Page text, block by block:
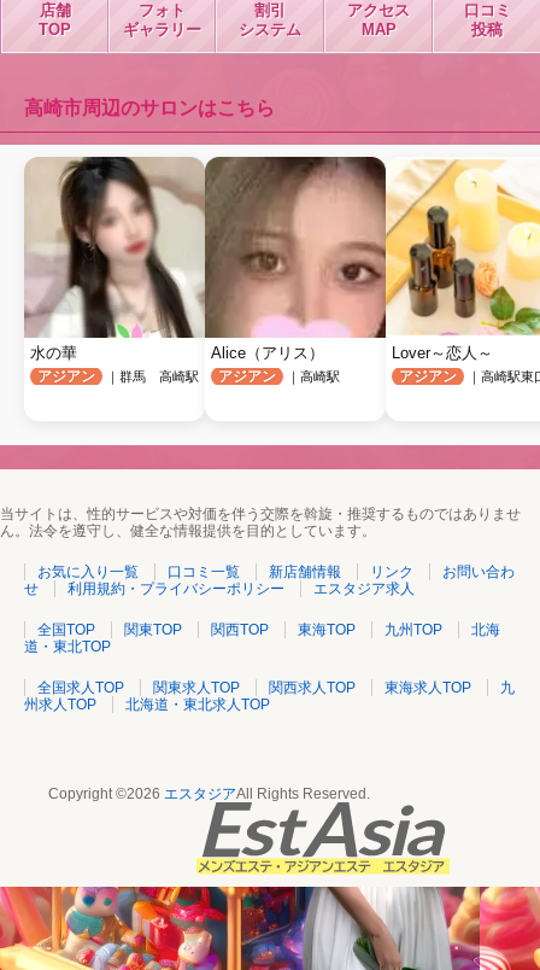
店舗
TOP
フォト
ギャラリー
割引
システム
アクセス
MAP
口コミ
投稿
高崎市周辺のサロンはこちら
水の華
アジアン ｜群馬 高崎駅
Alice（アリス）
アジアン ｜高崎駅
Lover～恋人～
アジアン ｜高崎駅東
当サイトは、性的サービスや対価を伴う交際を斡旋・推奨するものではありませ
ん。法令を遵守し、健全な情報提供を目的としています。
お気に入り一覧 口コミ一覧 新店舗情報 リンク
お問い合わ
せ
利用規約・プライバシーポリシー エスタジア求人
全国TOP 関東TOP 関西TOP 東海TOP 九州TOP
北海
道・東北TOP
全国求人TOP 関東求人TOP 関西求人TOP 東海求人TOP
九
州求人TOP
北海道・東北求人TOP
Copyright ©2026 エスタジアAll Rights Reserved.